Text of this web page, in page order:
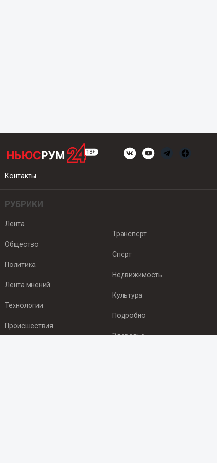
Контакты
РУБРИКИ
Лента
Общество
Политика
Лента мнений
Технологии
Происшествия
Транспорт
Спорт
Недвижимость
Культура
Подробно
Здоровье